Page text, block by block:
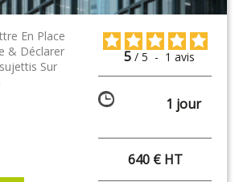
En Place
& Déclarer
Sur
5 / 5 - 1 avis
1 jour
640 € HT